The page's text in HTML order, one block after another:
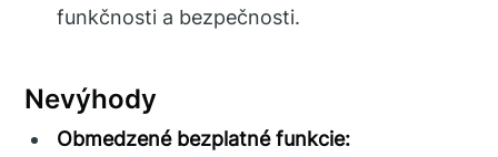
funkčnosti a bezpečnosti.
Nevýhody
Obmedzené bezplatné funkcie: